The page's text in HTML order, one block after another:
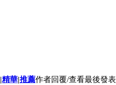
|精華|推薦作者回覆/查看最後發表